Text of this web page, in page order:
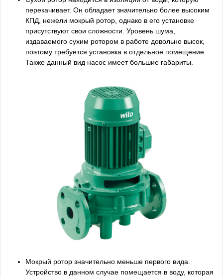
перекачивает. Он обладает значительно более высоким
КПД, нежели мокрый ротор, однако в его установке
присутствуют свои сложности. Уровень шума,
издаваемого сухим ротором в работе довольно высок,
поэтому требуется установка в отдельное помещение.
Также данный вид насос имеет большие габариты.
Мокрый ротор значительно меньше первого вида.
Устройство в данном случае помещается в воду, которая